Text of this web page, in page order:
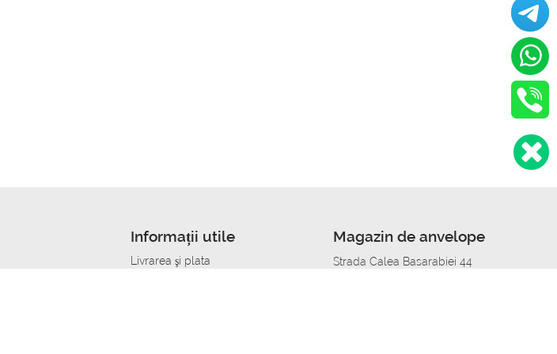
Informații utile
Livrarea şi plata
Magazin de anvelope
Strada Calea Basarabiei 44